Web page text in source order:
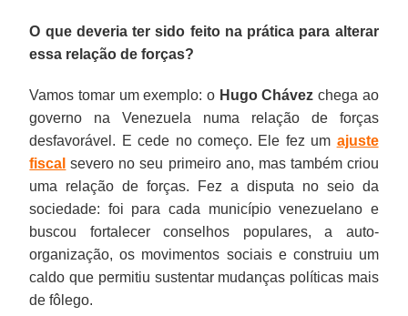
O que deveria ter sido feito na prática para alterar
essa relação de forças?
Vamos tomar um exemplo: o Hugo Chávez chega ao
governo na Venezuela numa relação de forças
desfavorável. E cede no começo. Ele fez um ajuste
fiscal severo no seu primeiro ano, mas também criou
uma relação de forças. Fez a disputa no seio da
sociedade: foi para cada município venezuelano e
buscou fortalecer conselhos populares, a auto-
organização, os movimentos sociais e construiu um
caldo que permitiu sustentar mudanças políticas mais
de fôlego.